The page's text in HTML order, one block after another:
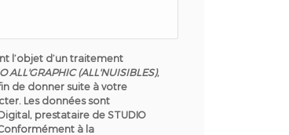
l’objet d’un traitement
ALL'GRAPHIC (ALL'NUISIBLES),
de donner suite à votre
Les données sont
prestataire de STUDIO
Conformément à la